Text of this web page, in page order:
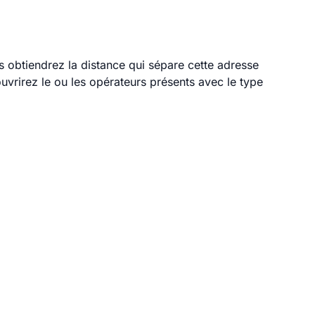
obtiendrez la distance qui sépare cette adresse
le ou les opérateurs présents avec le type